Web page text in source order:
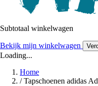
Subtotaal winkelwagen
Bekijk mijn winkelwagen
Loading...
Home
/ Tapschoenen adidas